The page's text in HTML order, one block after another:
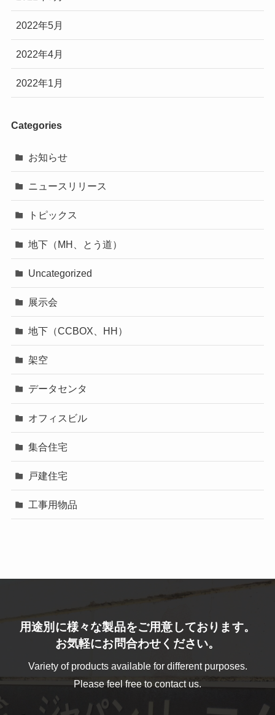
2022年5月
2022年4月
2022年1月
Categories
お知らせ
ニュースリリース
トピックス
地下（MH、とう道）
Uncategorized
展示会
地下（CCBOX、HH）
架空
データセンタ
オフィスビル
集合住宅
戸建住宅
工事用物品
用途別に様々な製品をご用意しております。
お気軽にお問合わせください。
Variety of products available for different purposes.
Please feel free to contact us.